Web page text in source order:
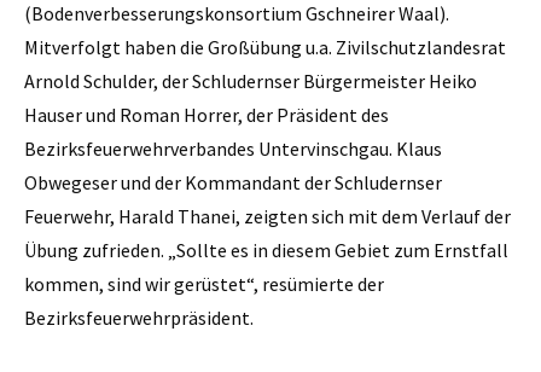
(Bodenverbesserungskonsortium Gschneirer Waal).
Mitverfolgt haben die Großübung u.a. Zivilschutzlandesrat
Arnold Schulder, der Schludernser Bürgermeister Heiko
Hauser und Roman Horrer, der Präsident des
Bezirksfeuerwehrverbandes Untervinschgau. Klaus
Obwegeser und der Kommandant der Schludernser
Feuerwehr, Harald Thanei, zeigten sich mit dem Verlauf der
Übung zufrieden. „Sollte es in diesem Gebiet zum Ernstfall
kommen, sind wir gerüstet“, resümierte der
Bezirksfeuerwehrpräsident.